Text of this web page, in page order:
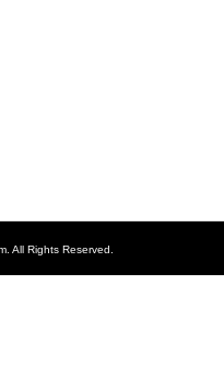
All Rights Reserved.